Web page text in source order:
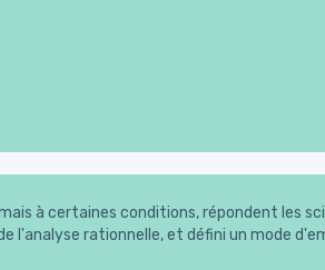
à certaines conditions, répondent les
l'analyse rationnelle, et défini un mode